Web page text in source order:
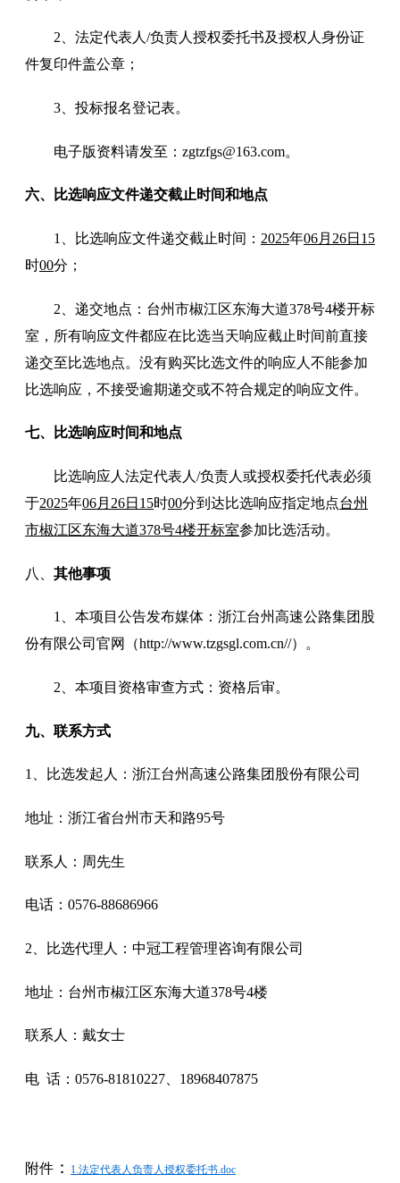
2、 法定代表人/负责人授权委托书及授权人身份证
件复印件盖公章；
3 、投标报名登记表。
电子版资料请发至： zgtzfgs@163.com。
六、 比选响应文件递交截止时间和地点
1、 比选响应文件递交截止时间： 2025年06月26日15
时00分 ；
2、递交地点 ： 台州市椒江区东海大道378号4楼开标
室 ， 所有响应文件都应在比选当天响应截止时间前直接
递交至比选地点。 没有购买比选文件的响应 人不能参加
比选响应 ，不接受逾期递交或不符合规定的响应文件。
七、 比选响应时间和地点
比选响应人 法定代表人 /负责人 或授权委托代表必须
于2025年06月26日15时00分到达比选响应指定地点台州
市椒江区东海大道378号4楼开标室参加比选活动。
八、 其他事项
1、本项目公告发布媒体：浙江台州高速公路集团股
份有限公司 官网（http://www.tzgsgl.com.cn//） 。
2、本项目资格审查方式：资格后审。
九、 联系方式
1、 比选发起人： 浙江台州高速公路集团股份有限公司
地址：浙江省台州市天和路95号
联系人：周先生
电话： 0576-88686966
2、 比选代理人：中冠工程管理咨询有限公司
地址： 台州市椒江区东海大道378号4楼
联系人： 戴女士
电 话： 0576-81810227 18968407875
附件 ： 1.法定代表人负责人授权委托书.doc